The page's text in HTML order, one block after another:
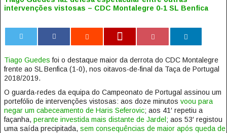
intervenções vistosas – CDC Montalegre 0-1 SL Benfica
Tiago Guedes foi o destaque maior da derrota do CDC Montalegre
frente ao SL Benfica (1-0), nos oitavos-de-final da Taça de Portugal
2018/2019.
O guarda-redes da equipa do Campeonato de Portugal assinou um
portefólio de intervenções vistosas: aos doze minutos voou para
negar um cabeceamento de Haris Seferovic; aos 41′ repetiu a
façanha, perante investida mais distante de Jardel ; aos 53′ registou
uma saída precipitada, sem consequências de maior após queda de